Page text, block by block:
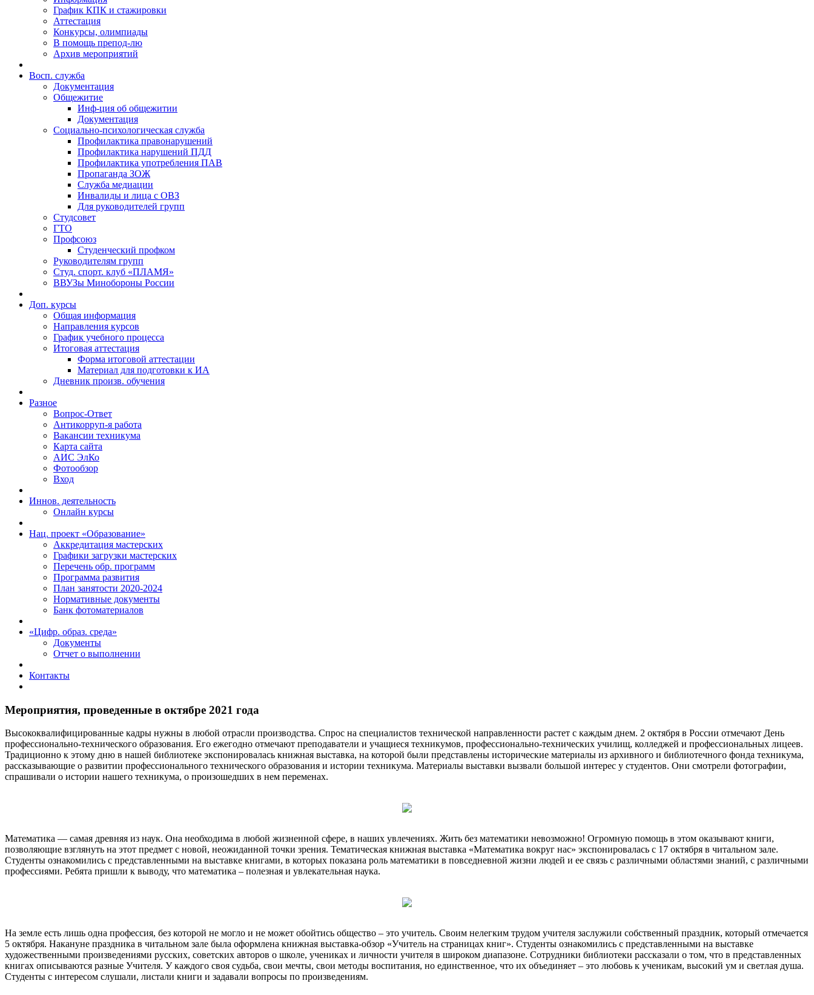
График КПК и стажировки
Аттестация
Конкурсы, олимпиады
В помощь препод-лю
Архив мероприятий
Восп. cлужба
Документация
Общежитие
Инф-ция об общежитии
Документация
Социально-психологическая служба
Профилактика правонарушений
Профилактика нарушений ПДД
Профилактика употребления ПАВ
Пропаганда ЗОЖ
Служба медиации
Инвалиды и лица с ОВЗ
Для руководителей групп
Студсовет
ГТО
Профсоюз
Студенческий профком
Руководителям групп
Студ. спорт. клуб «ПЛАМЯ»
ВВУЗы Минобороны России
Доп. курсы
Общая информация
Направления курсов
График учебного процесса
Итоговая аттестация
Форма итоговой аттестации
Материал для подготовки к ИА
Дневник произв. обучения
Разное
Вопрос-Ответ
Антикорруп-я работа
Вакансии техникума
Карта сайта
АИС ЭлКо
Фотообзор
Вход
Иннов. деятельность
Онлайн курсы
Нац. проект «Образование»
Аккредитация мастерских
Графики загрузки мастерских
Перечень обр. программ
Программа развития
План занятости 2020-2024
Нормативные документы
Банк фотоматериалов
«Цифр. образ. среда»
Документы
Отчет о выполнении
Контакты
Мероприятия, проведенные в октябре 2021 года
Высококвалифицированные кадры нужны в любой отрасли производства. Спрос на специалистов технической направленности растет с каждым днем. 2 октября в России отмечают День
профессионально-технического образования. Его ежегодно отмечают преподаватели и учащиеся техникумов, профессионально-технических училищ, колледжей и профессиональных лицеев.
Традиционно к этому дню в нашей библиотеке экспонировалась книжная выставка, на которой были представлены исторические материалы из архивного и библиотечного фонда техникума,
рассказывающие о развитии профессионального технического образования и истории техникума. Материалы выставки вызвали большой интерес у студентов. Они смотрели фотографии,
спрашивали о истории нашего техникума, о произошедших в нем переменах.
Математика — самая древняя из наук. Она необходима в любой жизненной сфере, в наших увлечениях. Жить без математики невозможно! Огромную помощь в этом оказывают книги,
позволяющие взглянуть на этот предмет с новой, неожиданной точки зрения. Тематическая книжная выставка «Математика вокруг нас» экспонировалась с 17 октября в читальном зале.
Студенты ознакомились с представленными на выставке книгами, в которых показана роль математики в повседневной жизни людей и ее связь с различными областями знаний, с различными
профессиями. Ребята пришли к выводу, что математика – полезная и увлекательная наука.
На земле есть лишь одна профессия, без которой не могло и не может обойтись общество – это учитель. Своим нелегким трудом учителя заслужили собственный праздник, который отмечается
5 октября. Накануне праздника в читальном зале была оформлена книжная выставка-обзор «Учитель на страницах книг». Студенты ознакомились с представленными на выставке
художественными произведениями русских, советских авторов о школе, учениках и личности учителя в широком диапазоне. Сотрудники библиотеки рассказали о том, что в представленных
книгах описываются разные Учителя. У каждого своя судьба, свои мечты, свои методы воспитания, но единственное, что их объединяет – это любовь к ученикам, высокий ум и светлая душа.
Студенты с интересом слушали, листали книги и задавали вопросы по произведениям.